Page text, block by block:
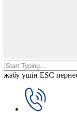
жабу үшін ESC